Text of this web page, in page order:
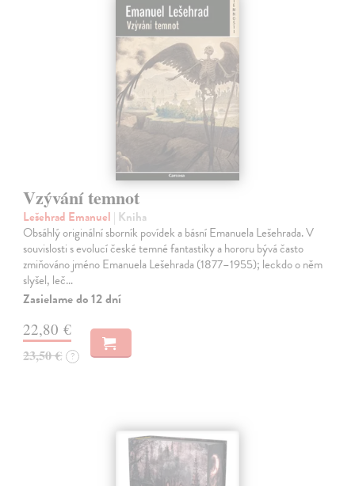
Vzývání temnot
Lešehrad Emanuel | Kniha
Obsáhlý originální sborník povídek a básní Emanuela Lešehrada. V
souvislosti s evolucí české temné fantastiky a hororu bývá často
zmiňováno jméno Emanuela Lešehrada (1877–1955); leckdo o něm
slyšel, leč…
Zasielame do 12 dní
22,80 €
23,50 € ?